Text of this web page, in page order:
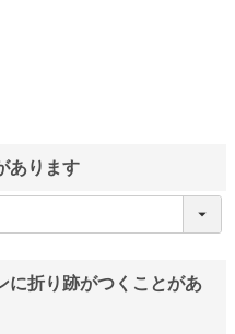
あります
に折り跡がつくことがあ